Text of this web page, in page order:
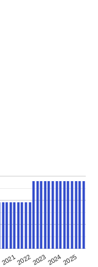
20212022202320242025